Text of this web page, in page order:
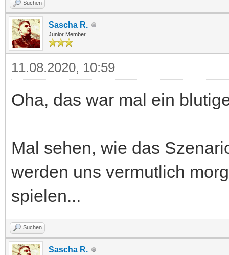
Suchen
Sascha R.
Junior Member
11.08.2020, 10:59
Oha, das war mal ein
Mal sehen, wie das
werden uns vermutlich
spielen...
Suchen
Sascha R.